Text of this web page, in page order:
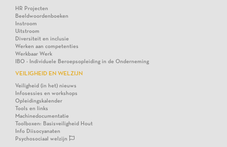
HR Projecten
Beeldwoordenboeken
Instroom
Uitstroom
Diversiteit en inclusie
Werken aan competenties
Werkbaar Werk
IBO - Individuele Beroepsopleiding in de Onderneming
VEILIGHEID EN WELZIJN
Veiligheid (in het) nieuws
Infosessies en workshops
Opleidingskalender
Tools en links
Machinedocumentatie
Toolboxen: Basisveiligheid Hout
Info Diisocyanaten
Psychosociaal welzijn